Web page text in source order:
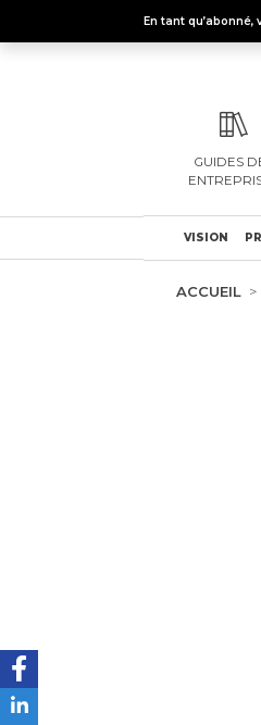
En tant qu’abonné,
GUIDES
VISION
ACCUEIL